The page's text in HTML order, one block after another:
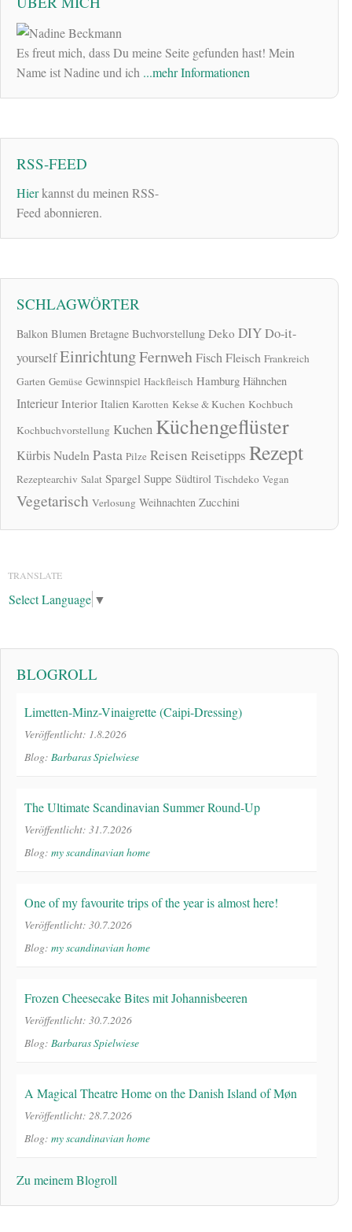
Es freut mich, dass Du meine Seite gefunden hast! Mein
Name ist Nadine und ich ...mehr Informationen
RSS-FEED
Hierkannst du meinen RSS-
Feed abonnieren.
SCHLAGWÖRTER
Balkon Blumen Bretagne Buchvorstellung Deko DIYDo-it-
yourselfEinrichtungFernwehFischFleisch Frankreich
Garten Gemüse Gewinnspiel Hackfleisch Hamburg Hähnchen
Interieur Interior Italien Karotten Kekse & Kuchen Kochbuch
Kochbuchvorstellung Kuchen Küchengeflüster
KürbisNudeln Pasta Pilze Reisen Reisetipps Rezept
Rezeptearchiv Salat Spargel Suppe Südtirol Tischdeko Vegan
Vegetarisch Verlosung Weihnachten Zucchini
TRANSLATE
Select Language ▼
BLOGROLL
Limetten-Minz-Vinaigrette (Caipi-Dressing)
Veröffentlicht: 1.8.2026
Blog: Barbaras Spielwiese
The Ultimate Scandinavian Summer Round-Up
Veröffentlicht: 31.7.2026
Blog: my scandinavian home
One of my favourite trips of the year is almost here!
Veröffentlicht: 30.7.2026
Blog: my scandinavian home
Frozen Cheesecake Bites mit Johannisbeeren
Veröffentlicht: 30.7.2026
Blog: Barbaras Spielwiese
A Magical Theatre Home on the Danish Island of Møn
Veröffentlicht: 28.7.2026
Blog: my scandinavian home
Zu meinem Blogroll